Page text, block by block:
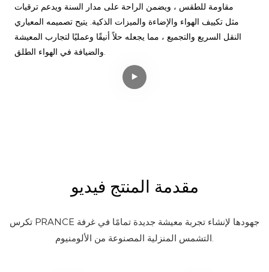
مقاومة للطقس ، ويضمن الراحة على مدار السنة ويدعم ترقيات
مثل تكييف الهواء والإضاءة والميزات الذكية. يتيح تصميمه المعياري
النقل السريع والتجميع ، مما يجعله حلاً أنيقًا وعمليًا لتجارب المعيشة
والضيافة في الهواء الطلق.
مقدمة المنتج فيديو
تكرس PRANCE جهودها لإنشاء تجربة معيشة جديدة تمامًا في غرفة